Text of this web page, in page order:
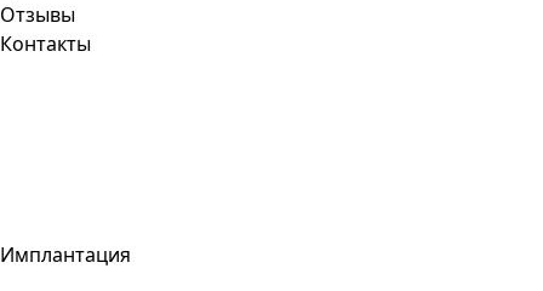
Отзывы
Контакты
Имплантация